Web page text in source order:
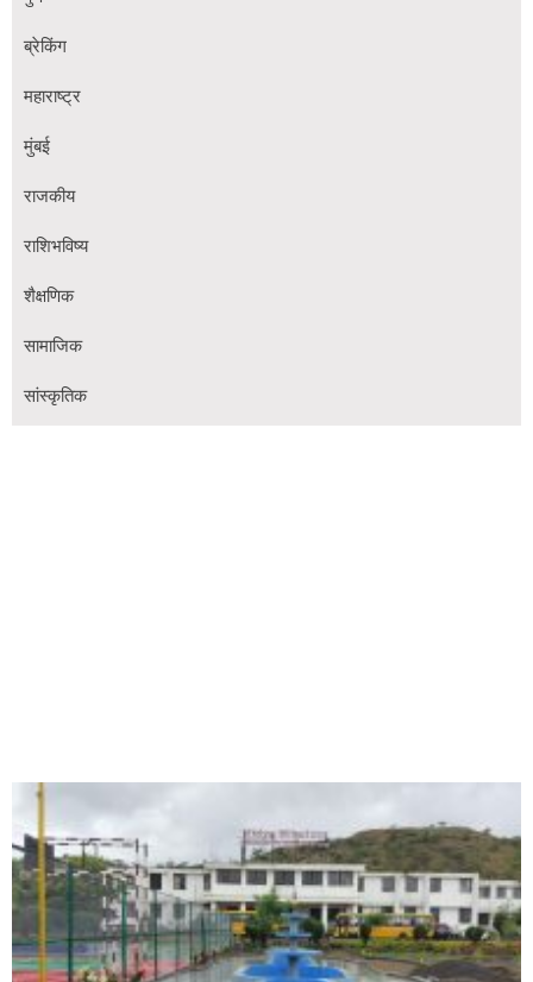
ब्रेकिंग
महाराष्ट्र
मुंबई
राजकीय
राशिभविष्य
शैक्षणिक
सामाजिक
सांस्कृतिक